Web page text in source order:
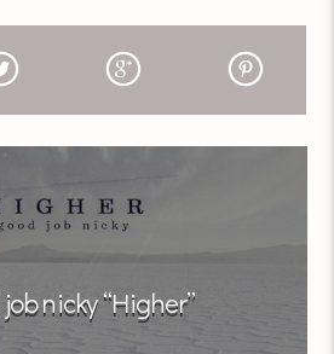
nicky “Higher”